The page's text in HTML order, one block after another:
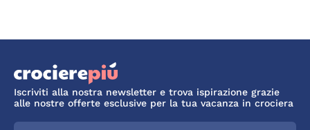
Iscriviti alla nostra newsletter e trova ispirazione grazie
alle nostre offerte esclusive per la tua vacanza in crociera